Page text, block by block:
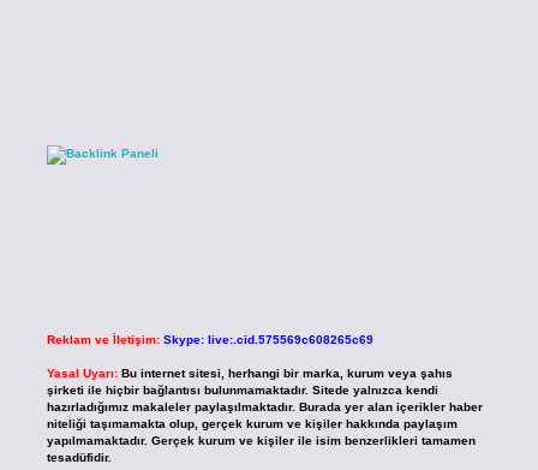
Reklam ve İletişim: Skype: live:.cid.575569c608265c69
Yasal Uyarı: Bu internet sitesi, herhangi bir marka, kurum veya şahıs
şirketi ile hiçbir bağlantısı bulunmamaktadır. Sitede yalnızca kendi
hazırladığımız makaleler paylaşılmaktadır. Burada yer alan içerikler haber
niteliği taşımamakta olup, gerçek kurum ve kişiler hakkında paylaşım
yapılmamaktadır. Gerçek kurum ve kişiler ile isim benzerlikleri tamamen
tesadüfidir.